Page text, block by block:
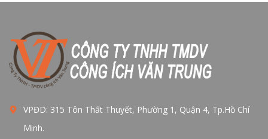
VPĐD: 315 Tôn Thất Thuyết, Phường 1, Quận 4, Tp.Hồ Chí
Minh.